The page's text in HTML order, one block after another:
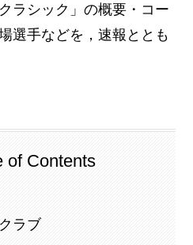
ラシック」の概要・コー
選手などを，速報ととも
of Contents
ラブ